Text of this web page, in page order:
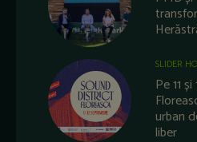
SLIDER
Pe 11
urban
liber